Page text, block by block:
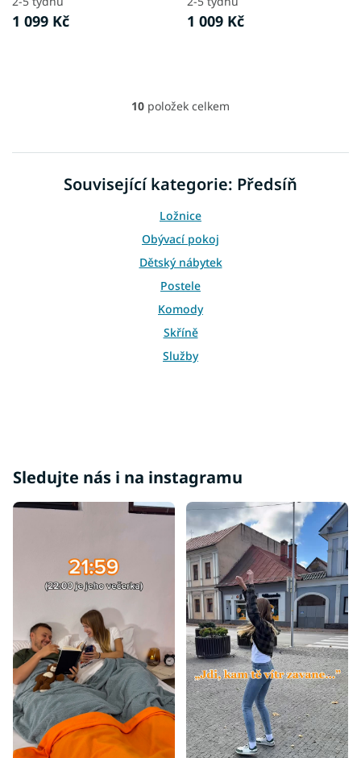
1 099 Kč 1 009 Kč
O
á
a
í
p
r
v
k
y
v
ý
p
i
10 položek celkem
Související kategorie: Předsíň
Ložnice
Obývací pokoj
Dětský nábytek
Postele
Komody
Skříně
Služby
Sledujte nás i na instagramu